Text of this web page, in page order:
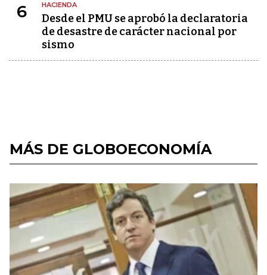
6 HACIENDA
Desde el PMU se aprobó la declaratoria
de desastre de carácter nacional por
sismo
MÁS DE GLOBOECONOMÍA